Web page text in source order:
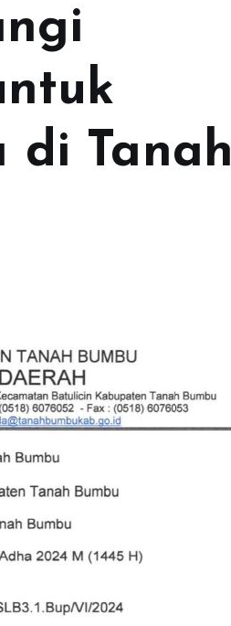
di Tanah